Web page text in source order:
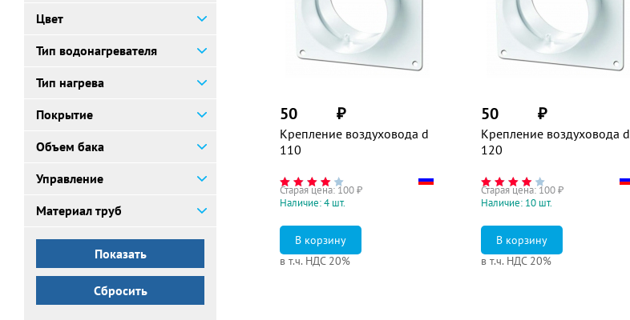
Цвет
Тип водонагревателя
Тип нагрева
Покрытие
Объем бака
Управление
Материал труб
Сбросить
Крепление воздуховода d
110
50 ₽
Старая цена:100₽
в т.ч. НДС 20%
Наличие: 4 шт.
Крепление воздуховода d
120
50 ₽
Старая цена:100₽
в т.ч. НДС 20%
Наличие: 10 шт.